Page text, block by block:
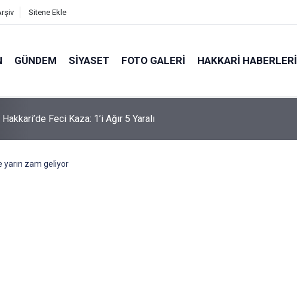
Sitene Ekle
GÜNDEM SIYASET FOTO GALERI HAKKARI HABERLERI
Derecik'te 83 yaşındaki hasta için hava ambulansı devreye girdi
yarın zam geliyor